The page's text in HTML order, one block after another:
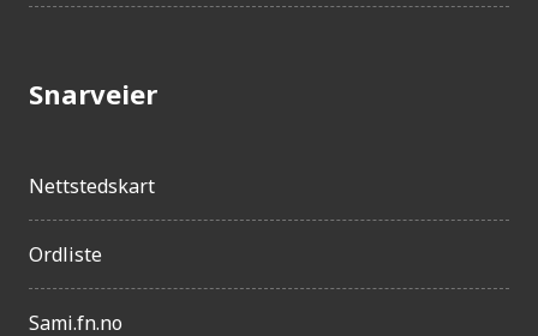
Snarveier
Nettstedskart
Ordliste
Sami.fn.no